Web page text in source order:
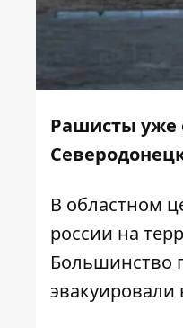
Рашисты уже
В областном
россии на
Большинство